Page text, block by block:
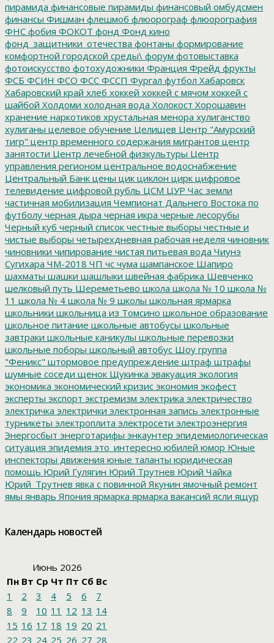
пирамида финансовые пирамиды финансовый омбудсмен
финансы Фишман флешмоб флюорограф флюорография
ФНС фобия ФОКОТ фонд Фонд кино
фонд_защитники_отечества фонтаны формирование
комфортной городской среды\ форум фотовыставка
фотоискусство фотохудожники Франция Фрейд фрукты
ФСБ ФСИН ФСО ФСС ФССП Фургал футбол Хабаровск
Хабаровский край хлеб хоккей хоккей с мячом хоккей с
шайбой Холдоми холодная вода Холокост Хорошавин
хранение наркотиков хрустальная менора хулиганство
хулиганы целевое обучение Целищев Центр "Амурский
тигр" центр временного содержания мигрантов центр
занятости Центр лечебной физкультуры Центр
управления регионом центральное водоснабжение
Центральный Банк цены цик циклон цирк цифровое
телевидение цифровой рубль ЦСМ ЦУР Час земли
частичная мобилизация Чемпионат Дальнего Востока по
футболу черная дыра черная икра черные лесорубы
Черный куб черный список честные выборы честные и
чистые выборы четырехдневная рабочая неделя чиновник
чиновники чипирование чистая питьевая вода Чиунэ
Сугихара ЧМ-2018 ЧП чс чума шампанское Шапиро
шахматы шашки шашлыки швейная фабрика Шевченко
шелковый путь Шереметьево школа школа № 10 школа №
11 школа № 4 школа № 9 школы школьная ярмарка
школьники школьница из Томсино школьное образование
школьное питание школьные автобусы школьные
завтраки школьные каникулы школьные перевозки
школьные поборы школьный автобус Шоу группа
"Феникс" штормовое предупреждение штраф штрафы
шумные соседи щенок Щукинка эвакуация экология
экономика экономический кризис экономия экофест
эксперты экспорт экстремизм электрика электричество
электричка электрички электронная запись электронные
турникеты электроплита электросети электроэнергия
Энергосбыт энерготарифы энкаунтер эпидемиологическая
ситуация эпидемия это_интересно юбилей юмор Юные
инспекторы движения юные таланты юридическая
помощь Юрий Гулягин Юрий Трутнев Юрий Чайка
Юрий_Трутнев явка с повинной Якунин ямочный ремонт
ямы январь Япония ярмарка ярмарка вакансий ясли ящур
Календарь новостей
Июнь 2026
Пн Вт Ср Чт Пт Сб Вс
1
2 3 4 5 6
7
8
9 10 11 12 13 14
15 16 17 18 19 20 21
22 23 24 25 26 27 28